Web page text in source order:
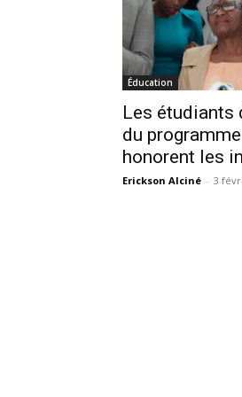
Éducation
Les étudiants
du
honorent les
Erickson Alciné - 3